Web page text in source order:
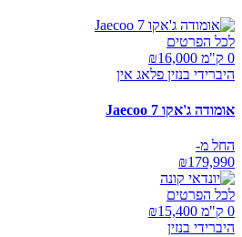
לכל הפרטים
0 ק"מ ₪
16,000
היברידי בנזין פלאג אין
אומודה ג'אקו Jaecoo 7
החל מ-
₪179,990
לכל הפרטים
0 ק"מ ₪
15,400
היברידי בנזין